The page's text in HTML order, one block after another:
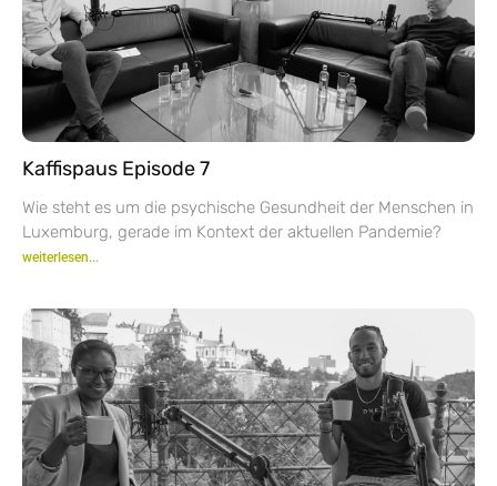
Kaffispaus Episode 7
Wie steht es um die psychische Gesundheit der Menschen in
Luxemburg, gerade im Kontext der aktuellen Pandemie?
weiterlesen...